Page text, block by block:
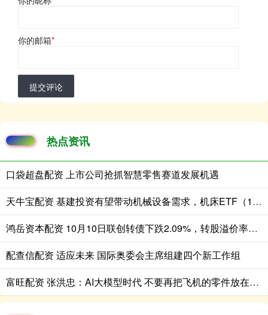
你的邮箱*
提交评论
热点资讯
口袋超盘配资 上市公司抢抓智慧零售赛道发展机遇
天牛宝配资 基建投资有望带动机械设备需求，机床ETF（159663）涨1.15%
鸿岳资本配资 10月10日联创转债下跌2.09%，转股溢价率31.99%
配查信配资 适应未来 国际奥委会主席组建四个新工作组
富旺配资 张洪忠：AI大模型时代 不要再把飞机的零件放在马车上